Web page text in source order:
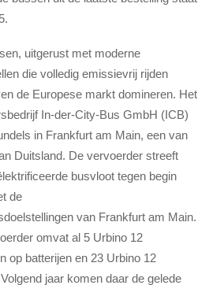
uitgerust met moderne
die volledig emissievrij rijden
de Europese markt domineren. Het
In-der-City-Bus GmbH (ICB)
in Frankfurt am Main, een van
Duitsland. De vervoerder streeft
busvloot tegen begin
de
van Frankfurt am Main.
omvat al 5 Urbino 12
op batterijen en 23 Urbino 12
jaar komen daar de gelede